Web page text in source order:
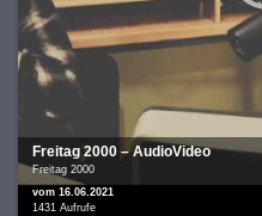
Freitag 2000 – AudioVideo
Freitag 2000
vom 16.06.2021
1431 Aufrufe